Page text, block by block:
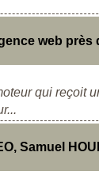
web près
qui reçoit
Samuel